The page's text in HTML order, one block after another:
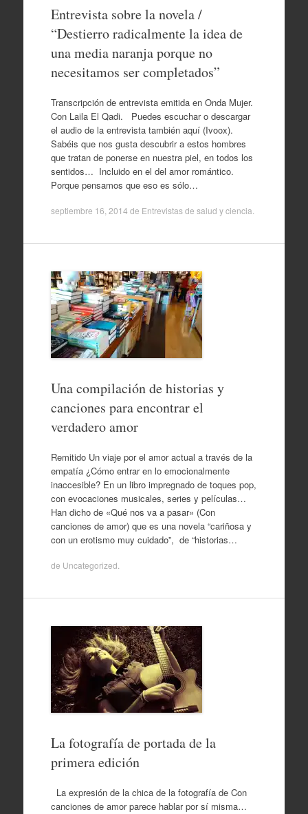
Entrevista sobre la novela /
“Destierro radicalmente la idea de
una media naranja porque no
necesitamos ser completados”
Transcripción de entrevista emitida en Onda Mujer.
Con Laila El Qadi. Puedes escuchar o descargar
el audio de la entrevista también aquí (Ivoox).
Sabéis que nos gusta descubrir a estos hombres
que tratan de ponerse en nuestra piel, en todos los
sentidos… Incluido en el del amor romántico.
Porque pensamos que eso es sólo…
septiembre 16, 2014 de Entrevistas de salud y ciencia
Una compilación de historias y
canciones para encontrar el
verdadero amor
Remitido Un viaje por el amor actual a través de la
empatía ¿Cómo entrar en lo emocionalmente
inaccesible? En un libro impregnado de toques pop,
con evocaciones musicales, series y películas…
Han dicho de «Qué nos va a pasar» (Con
canciones de amor) que es una novela “cariñosa y
con un erotismo muy cuidado”, de “historias…
de Uncategorized
La fotografía de portada de la
primera edición
La expresión de la chica de la fotografía de Con
canciones de amor parece hablar por sí misma…